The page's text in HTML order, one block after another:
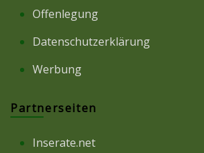
Offenlegung
Datenschutzerklärung
Werbung
Partnerseiten
Inserate.net